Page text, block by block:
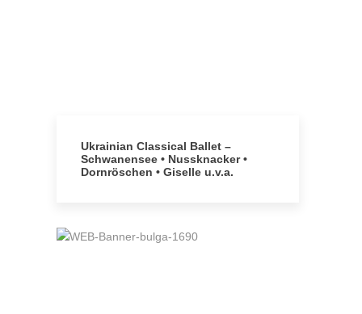
Ukrainian Classical Ballet –
Schwanensee • Nussknacker •
Dornröschen • Giselle u.v.a.